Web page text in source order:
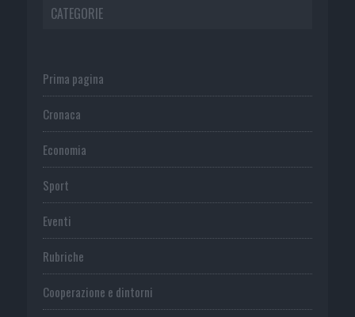
CATEGORIE
Prima pagina
Cronaca
Economia
Sport
Eventi
Rubriche
Cooperazione e dintorni